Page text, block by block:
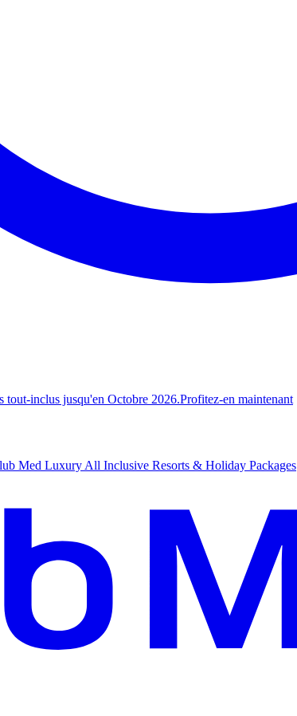
tout-inclus jusqu'en Octobre 2026.Profitez-en maintenant
Med Luxury All Inclusive Resorts & Holiday Packages